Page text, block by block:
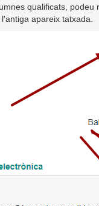
qualificats,
apareix tatxada.